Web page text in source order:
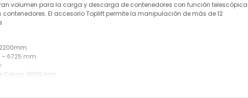
volumen para la carga y descarga de contenedores con función telescópica
El accesorio Toplift permite la manipulación de más de 12
2200mm
6725 mm
Carga: 3000 mm